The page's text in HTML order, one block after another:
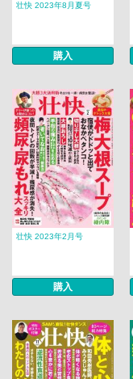
壮快 2023年8月夏号
購入
壮快 2023年2月号
購入